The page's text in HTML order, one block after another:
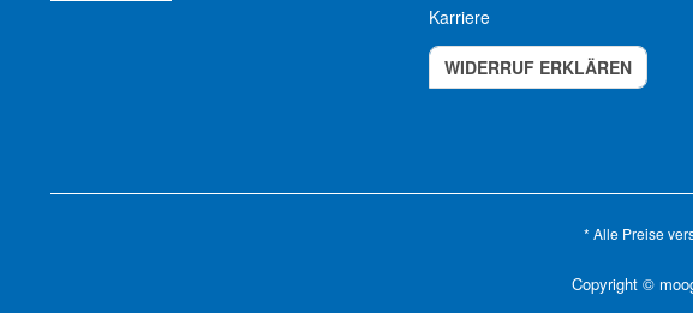
Karriere
WIDERRUF ERKLÄREN
* Alle Preise
Copyright ©